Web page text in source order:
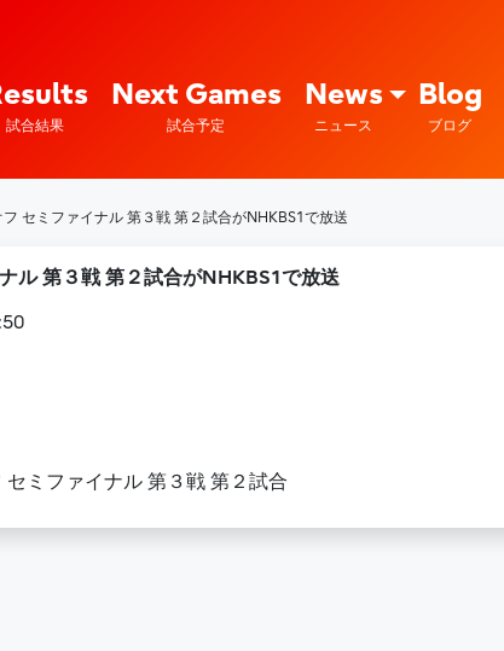
試合結果
Next Games
試合予定
News
ニュース
Blog
ブログ
セミファイナル 第３戦 第２試合がNHKBS1で放送
ル 第３戦 第２試合がNHKBS1で放送
ミファイナル 第３戦 第２試合